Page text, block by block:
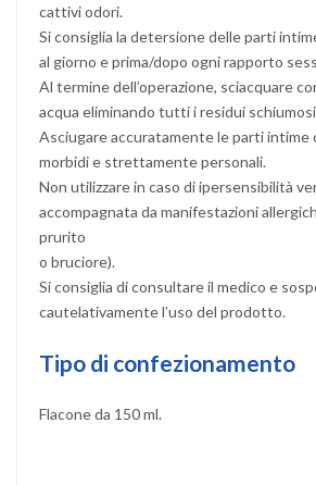
cattivi odori.
Si consiglia la detersione delle parti
al giorno e prima/dopo ogni rapporto
Al termine dell’operazione, sciacquare
acqua eliminando tutti i residui
Asciugare accuratamente le parti intime
morbidi e strettamente personali.
Non utilizzare in caso di ipersensibilità
accompagnata da manifestazioni
prurito
o bruciore).
Si consiglia di consultare il medico e
cautelativamente l’uso del prodotto.
Tipo di confezionamento
Flacone da 150 ml.